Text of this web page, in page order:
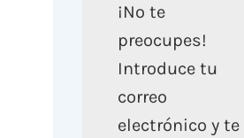
¡No te
preocupes!
Introduce tu
correo
electrónico y te